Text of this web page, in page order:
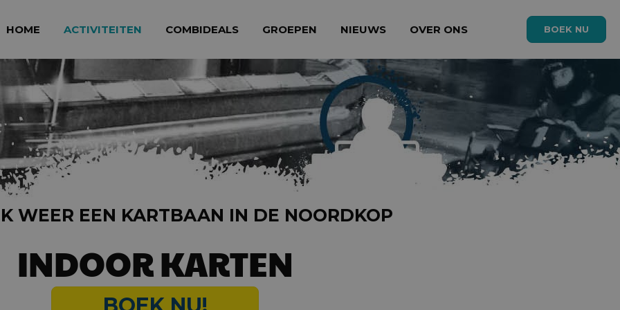
HOME ACTIVITEITEN COMBIDEALS GROEPEN NIEUWS OVER ONS BOEK NU
WEER EEN KARTBAAN IN DE NOORDKOP
INDOOR KARTEN